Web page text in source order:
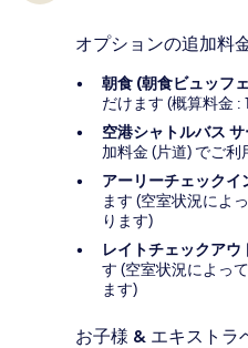
オプションの追加料
朝食 (朝食ビュッフ
だけます (概算料金 :
空港シャトルバス
加料金 (片道) でご
アーリーチェックイ
ます (空室状況によ
ります)
レイトチェックアウ
す (空室状況によっ
ます)
お子様 & エキストラ